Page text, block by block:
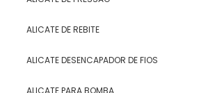
ALICATE DE REBITE
ALICATE DESENCAPADOR DE FIOS
ALICATE PARA BOMBA